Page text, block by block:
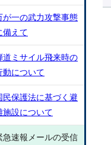
が一の武力攻撃事態
備えて
道ミサイル飛来時の
動について
民保護法に基づく避
施設について
急速報メールの受信